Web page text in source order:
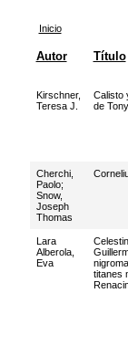
Inicio
Autor Título
Kirschner,
Teresa J.
Calisto
de
Cherchi,
Paolo;
Snow,
Joseph
Thomas
Lara
Alberola,
Eva
titanes